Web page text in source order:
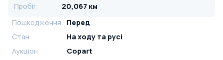
Пробіг
20,067 км
Пошкодження
Перед
Стан
На ​​ходу та русі
Аукціон
Copart